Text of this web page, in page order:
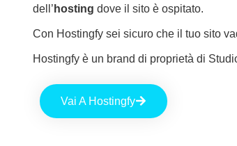
dell’ hosting dove il sito è ospitato.
Con Hostingfy sei sicuro che il tuo sito
Hostingfy è un brand di proprietà di
Vai A Hostingfy